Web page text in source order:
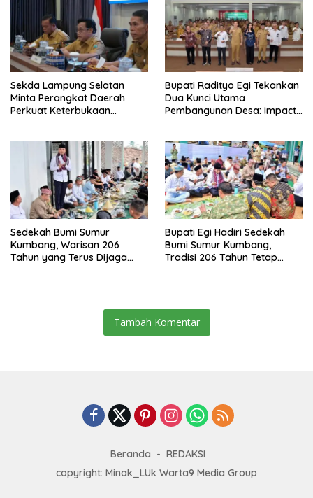
Sekda Lampung Selatan
Minta Perangkat Daerah
Perkuat Keterbukaan
Bupati Radityo Egi Tekankan
Dua Kunci Utama
Pembangunan Desa: Impact
Sedekah Bumi Sumur
Kumbang, Warisan 206
Tahun yang Terus Dijaga
Bupati Egi Hadiri Sedekah
Bumi Sumur Kumbang,
Tradisi 206 Tahun Tetap
Tambah Komentar
Beranda
REDAKSI
copyright: Minak_LUk Warta9 Media Group